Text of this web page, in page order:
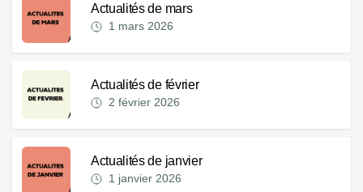
Actualités de mars
1 mars 2026
Actualités de février
2 février 2026
Actualités de janvier
1 janvier 2026